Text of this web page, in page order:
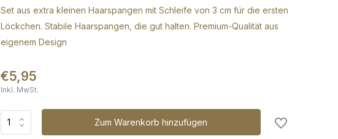
anlegen
Set aus extra kleinen Haarspangen mit Schleife von 3 cm für die ersten
Löckchen. Stabile Haarspangen, die gut halten. Premium-Qualität aus
eigenem Design
€5,95
Inkl. MwSt.
Zum Warenkorb hinzufügen